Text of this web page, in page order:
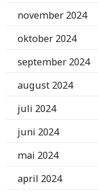
november 2024
oktober 2024
september 2024
august 2024
juli 2024
juni 2024
mai 2024
april 2024